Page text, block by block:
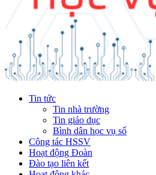
Tin tức
Tin nhà trường
Tin giáo dục
Bình dân học vụ số
Công tác HSSV
Hoạt động Đoàn
Đào tạo liên kết